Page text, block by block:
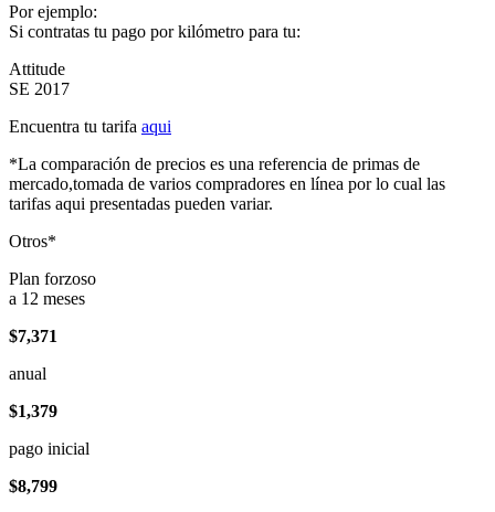
Por ejemplo:
Si contratas tu pago por kilómetro para tu:
Attitude
SE 2017
Encuentra tu tarifa aqui
*La comparación de precios es una referencia de primas de
mercado,tomada de varios compradores en línea por lo cual las
tarifas aqui presentadas pueden variar.
Otros*
Plan forzoso
a 12 meses
$7,371
anual
$1,379
pago inicial
$8,799